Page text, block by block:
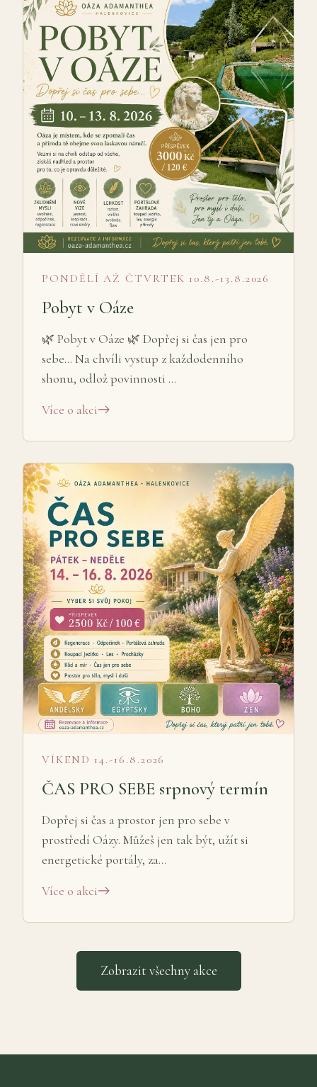
PONDĚLÍ AŽ ČTVRTEK 10.8.-13.8.2026
Pobyt v Oáze
🌿 Pobyt v Oáze 🌿 Dopřej si čas jen pro
sebe... Na chvíli vystup z každodenního
shonu, odlož povinnosti …
Více o akci
VÍKEND 14.-16.8.2026
ČAS PRO SEBE srpnový termín
Dopřej si čas a prostor jen pro sebe v
prostředí Oázy. Můžeš jen tak být, užít si
energetické portály, za…
Více o akci
Zobrazit všechny akce